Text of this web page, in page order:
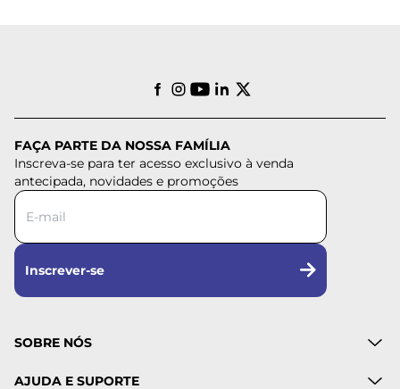
FAÇA PARTE DA NOSSA FAMÍLIA
Inscreva-se para ter acesso exclusivo à venda
antecipada, novidades e promoções
Inscrever-se
SOBRE NÓS
AJUDA E SUPORTE